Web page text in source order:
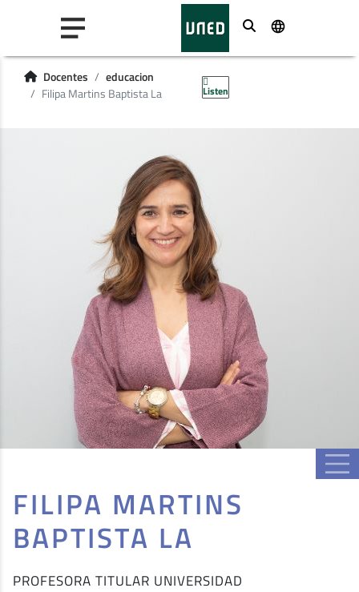
Buscar
Docentes
educacion
Filipa Martins Baptista La
Listen
FILIPA MARTINS
BAPTISTA LA
PROFESORA TITULAR UNIVERSIDAD